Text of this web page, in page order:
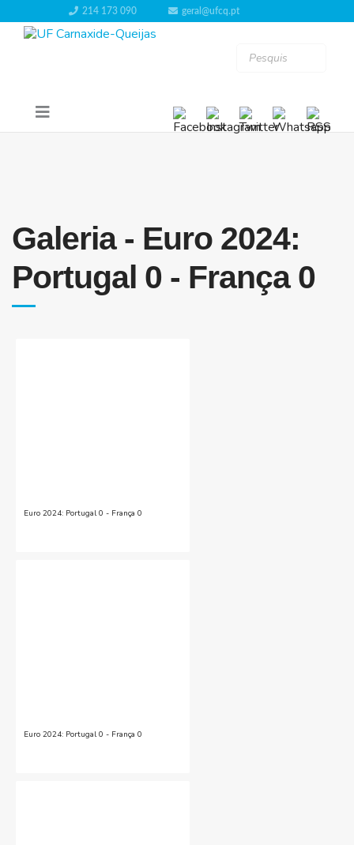
214 173 090 geral@ufcq.pt
Galeria - Euro 2024:
Portugal 0 - França 0
Euro 2024: Portugal 0 - França 0
Euro 2024: Portugal 0 - França 0